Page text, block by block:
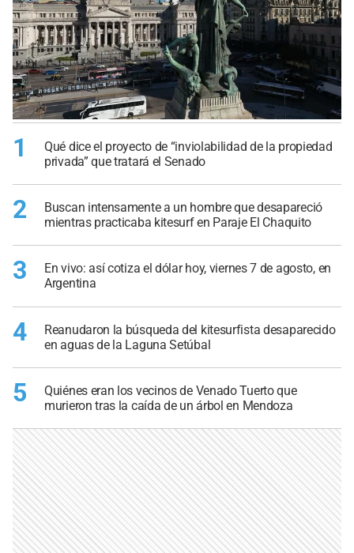
1
Qué dice el proyecto de “inviolabilidad de la propiedad
privada” que tratará el Senado
2
Buscan intensamente a un hombre que desapareció
mientras practicaba kitesurf en Paraje El Chaquito
3
En vivo: así cotiza el dólar hoy, viernes 7 de agosto, en
Argentina
4
Reanudaron la búsqueda del kitesurfista desaparecido
en aguas de la Laguna Setúbal
5
Quiénes eran los vecinos de Venado Tuerto que
murieron tras la caída de un árbol en Mendoza